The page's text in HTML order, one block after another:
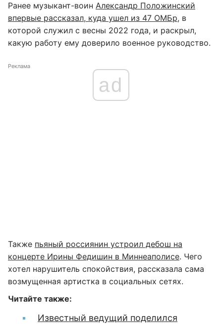
Ранее музыкант-воин Александр Положинский
впервые рассказал, куда ушел из 47 ОМБр, в
которой служил с весны 2022 года, и раскрыл,
какую работу ему доверило военное руководство.
Реклама
ad
Также пьяный россиянин устроил дебош на
концерте Ирины Федишин в Миннеаполисе. Чего
хотел нарушитель спокойствия, рассказала сама
возмущенная артистка в социальных сетях.
Читайте также:
Известный ведущий поделился